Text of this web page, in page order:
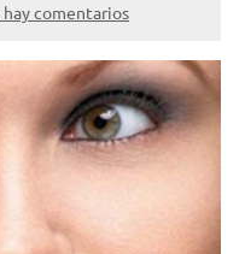
hay comentarios